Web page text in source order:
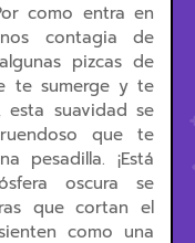
como entra en
nos contagia de
pizcas de
te sumerge y te
esta suavidad se
que te
pesadilla. ¡Está
oscura se
que cortan el
como una